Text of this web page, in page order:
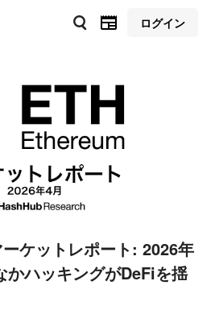
ログイン
ケットレポート: 2026年
かハッキングがDeFiを揺